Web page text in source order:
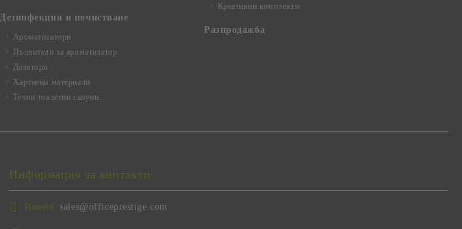
Дезинфекция и почистване
Ароматизатори
Пълнители за ароматизатор
Дозатори
Хартиени материали
Течни тоалетни сапуни
Креативни комплекти
Разпродажба
Информация за контакти:
Имейл: sales@officeprestige.com